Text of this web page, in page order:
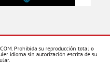
Prohibida su reproducción total o
idioma sin autorización escrita de su